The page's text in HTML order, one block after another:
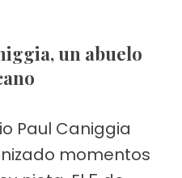
Paul Caniggia
momentos